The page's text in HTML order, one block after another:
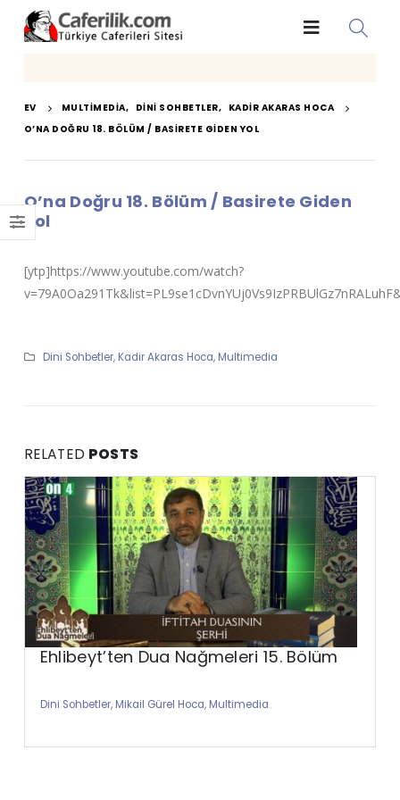
EV MULTIMEDIA, DINI SOHBETLER, KADIR AKARAS HOCA
O’NA DOĞRU 18. BÖLÜM / BASIRETE GIDEN YOL
O’na Doğru 18. Bölüm / Basirete Giden
Yol
[ytp]https://www.youtube.com/watch?
Dini Sohbetler, Kadir Akaras Hoca, Multimedia
RELATED POSTS
Ehlibeyt’ten Dua Nağmeleri 15. Bölüm
Dini Sohbetler, Mikail Gürel Hoca, Multimedia